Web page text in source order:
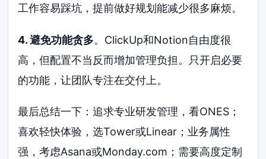
工作容易踩坑，提前做好规划能减少很多麻烦。
4. 避免功能贪多。ClickUp和Notion自由度很
高，但配置不当反而增加管理负担。只开启必要
的功能，让团队专注在交付上。
最后总结一下：追求专业研发管理，看ONES；
喜欢轻快体验，选Tower或Linear；业务属性
强，考虑Asana或Monday.com；需要高度定制